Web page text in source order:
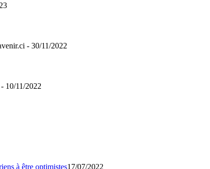
- 30/11/2022
10/11/2022
17/07/2022